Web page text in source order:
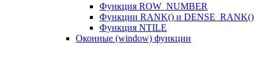
Функция ROW_NUMBER
Функции RANK() и DENSE_RANK()
Функция NTILE
Оконные (window) функции